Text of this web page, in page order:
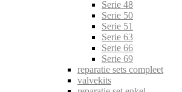
Serie 48
Serie 50
Serie 51
Serie 63
Serie 66
Serie 69
reparatie sets compleet
valvekits